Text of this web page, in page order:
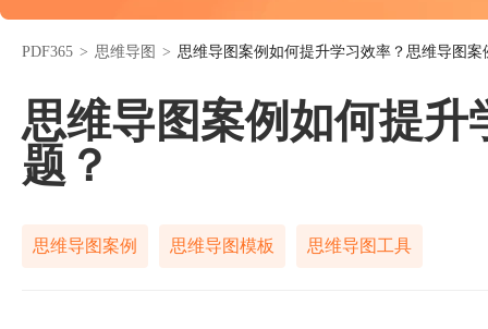
PDF365 > 思维导图 > 思维导图案例如何提升学习效率？思维导图
思维导图案例如何提
题？
思维导图案例 思维导图模板 思维导图工具